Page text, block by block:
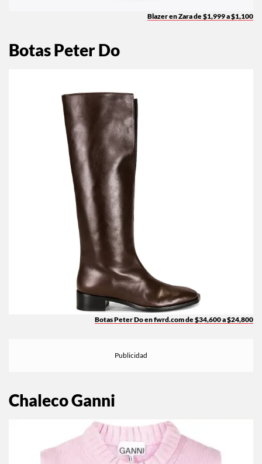
Blazer en Zara de $1,999 a $1,100
Botas Peter Do
Botas Peter Do en fwrd.com de $34,600 a $24,800
Chaleco Ganni